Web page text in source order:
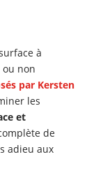
à
non
par Kersten
les
et
de
adieu aux